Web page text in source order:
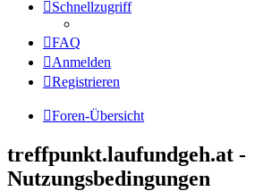
Schnellzugriff
FAQ
Anmelden
Registrieren
Foren-Übersicht
treffpunkt.laufundgeh.at -
Nutzungsbedingungen